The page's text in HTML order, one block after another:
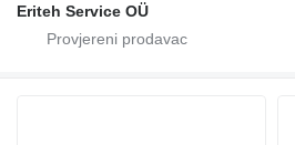
Eriteh Service OÜ